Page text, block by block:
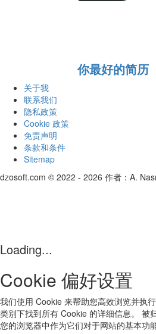
你最好的简历
关于我
联系我们
隐私政策
Cookie 政策
免责声明
条款和条件
Sitemap
dzosoft.com © 2022 - 2026 作者：A.
Loading...
Cookie 偏好设置
我们使用 Cookie 来帮助您高效浏览并执
类别下找到所有 Cookie 的详细信息。 被
您的浏览器中作为它们对于网站的基本功